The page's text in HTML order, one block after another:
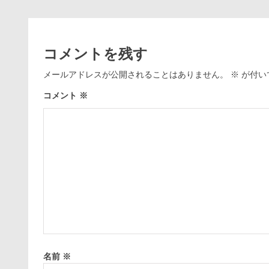
コメントを残す
メールアドレスが公開されることはありません。 ※ が付い
コメント ※
名前 ※